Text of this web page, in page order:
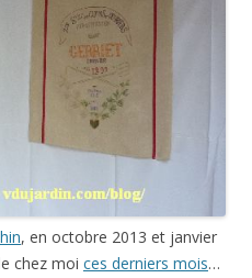
, en octobre 2013 et janvier
chez moi ces derniers mois…